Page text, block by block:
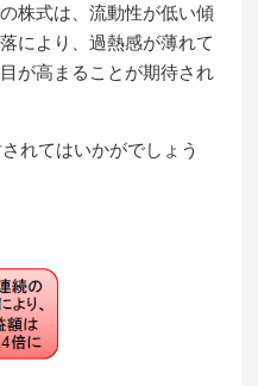
株式は、流動性が低い傾
により、過熱感が薄れて
が高まることが期待され
れてはいかがでしょう